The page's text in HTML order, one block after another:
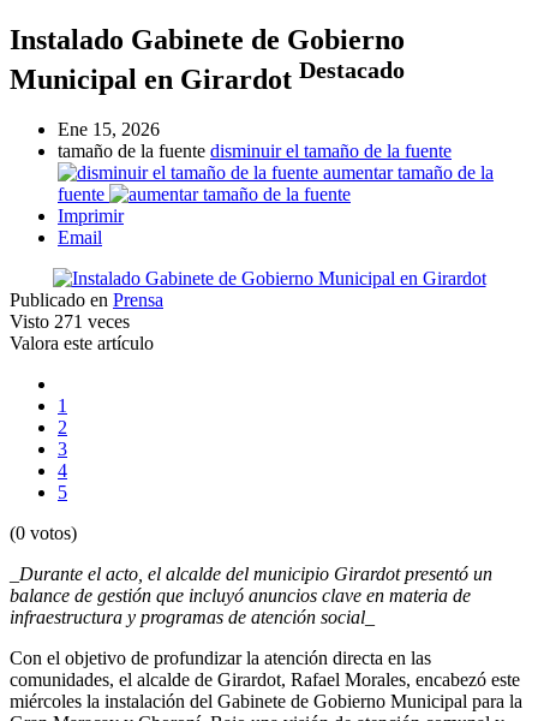
Instalado Gabinete de Gobierno
Municipal en Girardot Destacado
Ene 15, 2026
tamaño de la fuente disminuir el tamaño de la fuente
aumentar tamaño de la
fuente
Imprimir
Email
Publicado en Prensa
Visto 271 veces
Valora este artículo
1
2
3
4
5
(0 votos)
_Durante el acto, el alcalde del municipio Girardot presentó un
balance de gestión que incluyó anuncios clave en materia de
infraestructura y programas de atención social_
Con el objetivo de profundizar la atención directa en las
comunidades, el alcalde de Girardot, Rafael Morales, encabezó este
miércoles la instalación del Gabinete de Gobierno Municipal para la